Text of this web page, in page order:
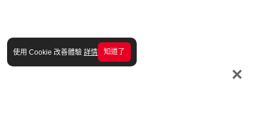
使用 Cookie 改善體驗 詳情 知道了
×